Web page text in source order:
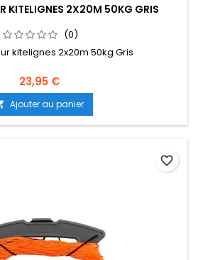
KITELIGNES 2X20M 50KG GRIS
(0)
kitelignes 2x20m 50kg Gris
23,95 €
Ajouter au panier
favorite_border